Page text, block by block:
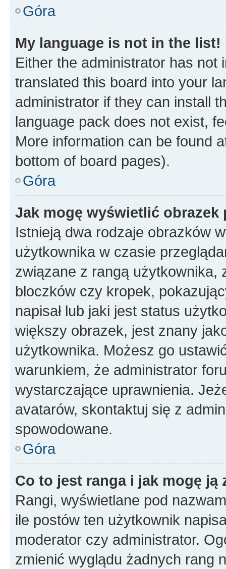
Góra
My language is not in the list!
Either the administrator has not
translated this board into your
administrator if they can install
language pack does not exist,
More information can be found
bottom of board pages).
Góra
Jak mogę wyświetlić
Istnieją dwa rodzaje obrazków
użytkownika w czasie
związane z rangą użytkownika,
bloczków czy kropek,
napisał lub jaki jest status
większy obrazek, jest znany
użytkownika. Możesz go
warunkiem, że administrator
wystarczające uprawnienia.
avatarów, skontaktuj się z
spowodowane.
Góra
Co to jest ranga i jak mogę ją
Rangi, wyświetlane pod
ile postów ten użytkownik
moderator czy administrator.
zmienić wyglądu żadnych rang